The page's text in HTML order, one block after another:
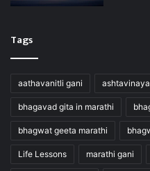
Tags
aathavanitli gani
bhagavad gita in marathi
bhagwat geeta marathi
Life Lessons marathi gani